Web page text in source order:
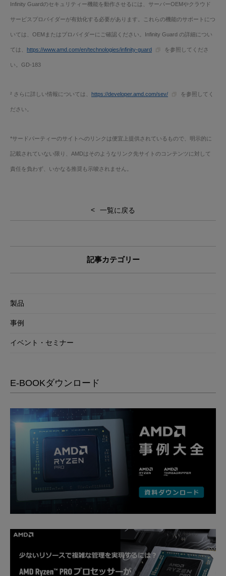
Infinity Guardのセキュリティー機能を動作させるには、サーバーOEMやクラウド
サービスプロバイダーが有効化する必要があります。これらの機能のサポートにつ
いては、OEMまたはプロバイダーにご確認ください。Infinity Guard の詳細につい
ては、 https://www.amd.com/en/technologies/infinity-guard を参照してくださ
い。GD-183
² さらに詳しい情報については、 https://developer.amd.com/sev/ を参照してく
ださい。
*サードパーティーのサイトへのリンクは便宜上提供されているもので、明示的に
記載されていない限り、AMDはそのようなリンク先サイトのコンテンツに対して
責任を負わず、いかなる推奨も示唆されません。
一覧に戻る
記事カテゴリー
製品
事例
イベント・セミナー
E-BOOKダウンロード